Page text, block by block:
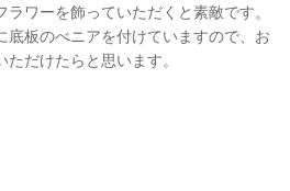
ワーを飾っていただくと素敵です。
底板のべニアを付けていますので、お
だけたらと思います。